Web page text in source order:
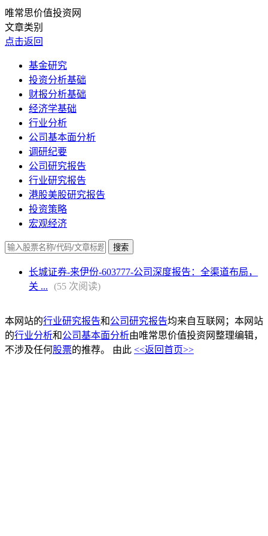
唯常思价值投资网
文章类别
点击返回
基金研究
投资分析基础
财报分析基础
经济学基础
行业分析
公司基本面分析
调研纪要
公司研究报告
行业研究报告
港股美股研究报告
投资策略
宏观经济
长城证券-来伊份-603777-公司深度报告：全渠道布局，
关 ...
(55 次阅读)
本网站的行业研究报告和公司研究报告均来自互联网；本网站
的行业分析和公司基本面分析由唯常思价值投资网整理编辑，
不涉及任何股票的推荐。 由此 <<返回首页>>